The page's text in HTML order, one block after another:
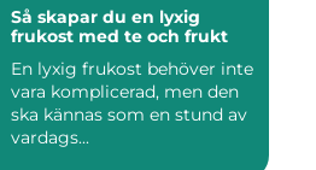
Så skapar du en lyxig
frukost med te och frukt
En lyxig frukost behöver inte
vara komplicerad, men den
ska kännas som en stund av
vardags...